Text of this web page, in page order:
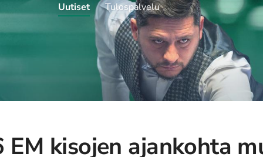
Uutiset
Tulospalvelu
EM kisojen ajankohta